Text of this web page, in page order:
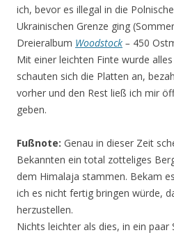
ich, bevor es illegal in die
Ukrainischen Grenze ging
Dreieralbum Woodstock – 450
Mit einer leichten Finte wurde
schauten sich die Platten an,
vorher und den Rest ließ ich mir
geben.
Fußnote: Genau in dieser Zeit
Bekannten ein total zotteliges
dem Himalaja stammen. Bekam
ich es nicht fertig bringen würde,
herzustellen.
Nichts leichter als dies, in ein paar